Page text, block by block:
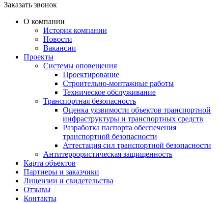
Заказать звонок
О компании
История компании
Новости
Вакансии
Проекты
Системы оповещения
Проектирование
Строительно-монтажные работы
Техническое обслуживание
Транспортная безопасность
Оценка уязвимости объектов транспортной
инфраструктуры и транспортных средств
Разработка паспорта обеспечения
транспортной безопасности
Аттестация сил транспортной безопасности
Антитеррористическая защищенность
Карта объектов
Партнеры и заказчики
Лицензии и свидетельства
Отзывы
Контакты